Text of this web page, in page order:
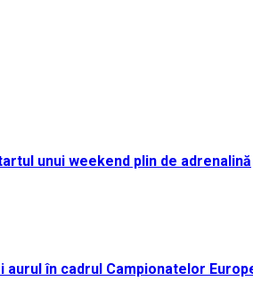
unui weekend plin de adrenalină
în cadrul Campionatelor